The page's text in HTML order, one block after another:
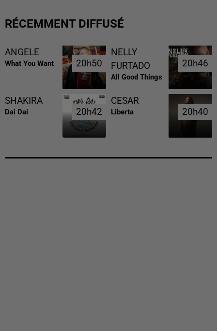
RÉCEMMENT DIFFUSÉ
ANGELE
What You Want 20h50
20h50
NELLY
FURTADO
All Good Things
20h46
20h46
SHAKIRA
Dai Dai 20h42
20h42
CESAR
Liberta 20h40
20h40